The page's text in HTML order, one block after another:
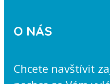
O NÁS
Chcete navštívit